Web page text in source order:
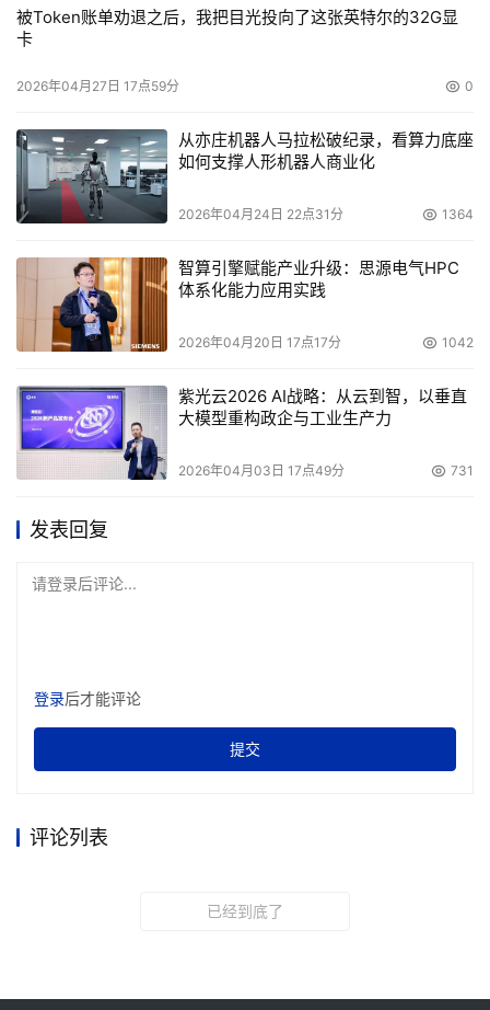
被Token账单劝退之后，我把目光投向了这张英特尔的32G显
卡
2026年04月27日 17点59分 0
从亦庄机器人马拉松破纪录，看算力底座
如何支撑人形机器人商业化
2026年04月24日 22点31分 1364
智算引擎赋能产业升级：思源电气HPC
体系化能力应用实践
2026年04月20日 17点17分 1042
紫光云2026 AI战略：从云到智，以垂直
大模型重构政企与工业生产力
2026年04月03日 17点49分 731
发表回复
请登录后评论...
登录后才能评论
提交
评论列表
已经到底了